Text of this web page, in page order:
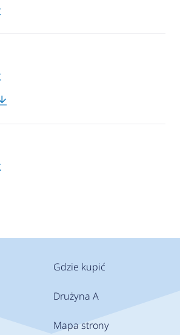
Gdzie kupić
Drużyna A
Mapa strony